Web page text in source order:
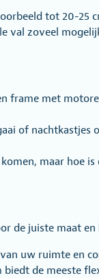
tot 20-
val zoveel
frame met
of
maar hoe
de juiste maat
uw ruimte en
biedt de meeste